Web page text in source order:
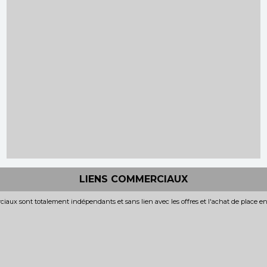
LIENS COMMERCIAUX
sont totalement indépendants et sans lien avec les offres et l'achat de place